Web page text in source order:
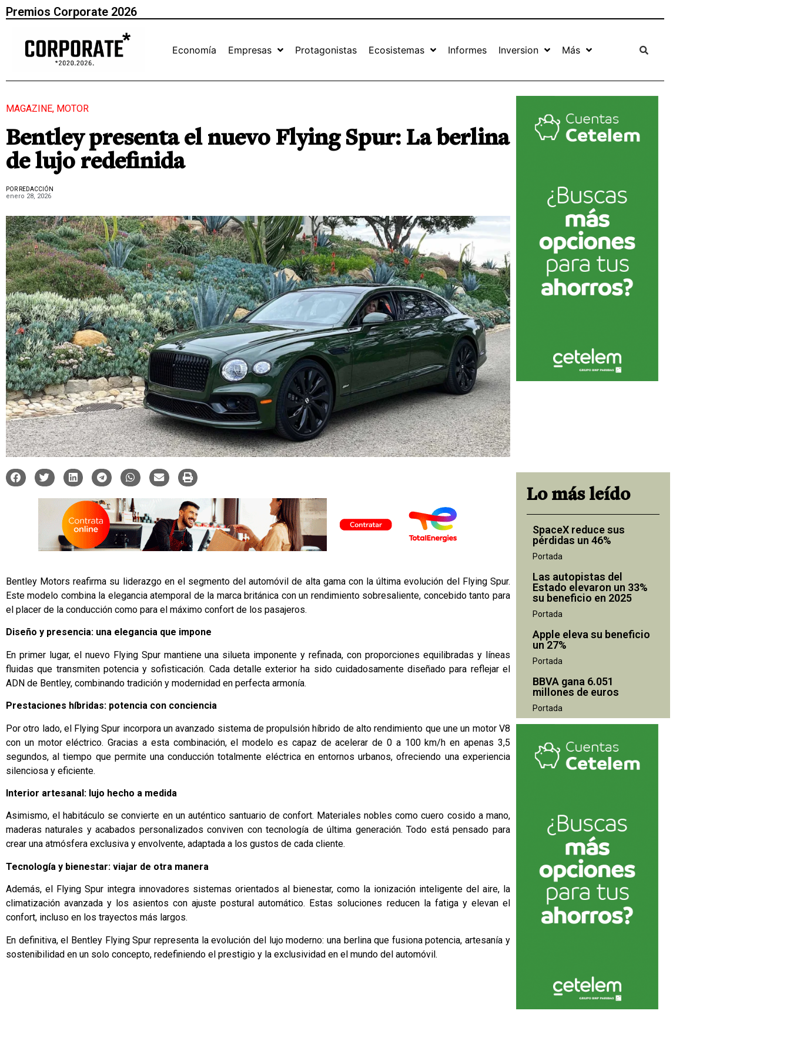
Premios Corporate 2026
Economía Empresas Protagonistas Ecosistemas Informes Inversion Más
MAGAZINE, MOTOR
Bentley presenta el nuevo Flying Spur: La berlina
de lujo redefinida
POR REDACCIÓN
enero 28, 2026
Bentley Motors reafirma su liderazgo en el segmento del automóvil de alta gama con la última evolución del Flying Spur.
Este modelo combina la elegancia atemporal de la marca británica con un rendimiento sobresaliente, concebido tanto para
el placer de la conducción como para el máximo confort de los pasajeros.
Diseño y presencia: una elegancia que impone
En primer lugar, el nuevo Flying Spur mantiene una silueta imponente y refinada, con proporciones equilibradas y líneas
fluidas que transmiten potencia y sofisticación. Cada detalle exterior ha sido cuidadosamente diseñado para reflejar el
ADN de Bentley, combinando tradición y modernidad en perfecta armonía.
Prestaciones híbridas: potencia con conciencia
Por otro lado, el Flying Spur incorpora un avanzado sistema de propulsión híbrido de alto rendimiento que une un motor V8
con un motor eléctrico. Gracias a esta combinación, el modelo es capaz de acelerar de 0 a 100 km/h en apenas 3,5
segundos, al tiempo que permite una conducción totalmente eléctrica en entornos urbanos, ofreciendo una experiencia
silenciosa y eficiente.
Interior artesanal: lujo hecho a medida
Asimismo, el habitáculo se convierte en un auténtico santuario de confort. Materiales nobles como cuero cosido a mano,
maderas naturales y acabados personalizados conviven con tecnología de última generación. Todo está pensado para
crear una atmósfera exclusiva y envolvente, adaptada a los gustos de cada cliente.
Tecnología y bienestar: viajar de otra manera
Además, el Flying Spur integra innovadores sistemas orientados al bienestar, como la ionización inteligente del aire, la
climatización avanzada y los asientos con ajuste postural automático. Estas soluciones reducen la fatiga y elevan el
confort, incluso en los trayectos más largos.
En definitiva, el Bentley Flying Spur representa la evolución del lujo moderno: una berlina que fusiona potencia, artesanía y
sostenibilidad en un solo concepto, redefiniendo el prestigio y la exclusividad en el mundo del automóvil.
Lo más leído
SpaceX reduce sus
pérdidas un 46%
Portada
Las autopistas del
Estado elevaron un 33%
su beneficio en 2025
Portada
Apple eleva su beneficio
un 27%
Portada
BBVA gana 6.051
millones de euros
Portada